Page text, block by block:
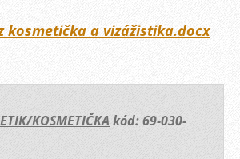
kosmetička a vizážistika.docx
KOSMETIČKA kód: 69-030-